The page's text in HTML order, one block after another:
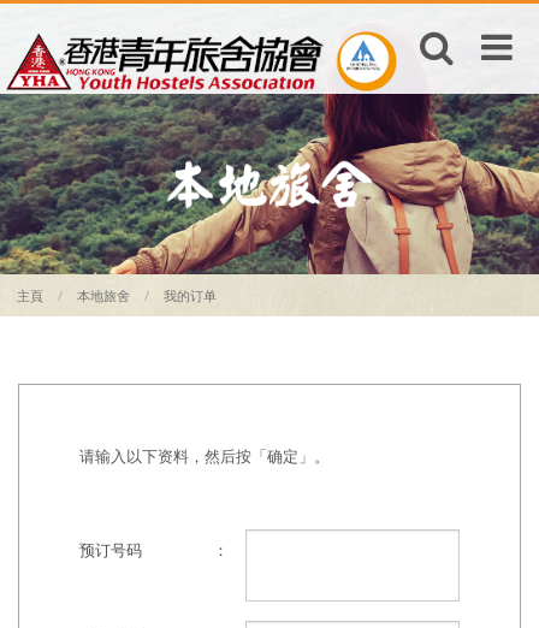
主頁 本地旅舍 我的订单
请输入以下资料，然后按「确定」。
预订号码 ：